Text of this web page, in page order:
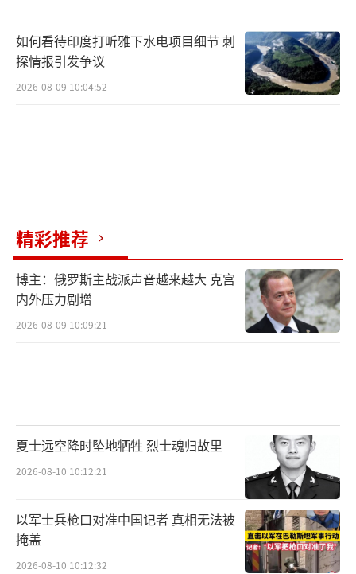
据”的司法先例。
进，“确保受害者能够尽快获得救济”。他同
时要求相关部门协作，加快落实对受害者的补
偿措施。
清算程序如何进行
如何看待印度打听雅下水电项目细节 刺
探情报引发争议
2026-08-09 10:04:52
精彩推荐
博主：俄罗斯主战派声音越来越大 克宫
内外压力剧增
2026-08-09 10:09:21
夏士远空降时坠地牺牲 烈士魂归故里
2026-08-10 10:12:21
以军士兵枪口对准中国记者 真相无法被
掩盖
2026-08-10 10:12:32